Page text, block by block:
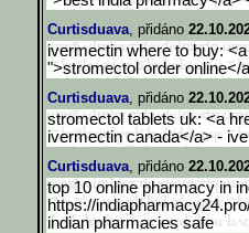
Curtisduava, přidáno
ivermectin where to buy:
">stromectol order
Curtisduava, přidáno
stromectol tablets uk: <a
ivermectin canada</a> -
Curtisduava, přidáno
top 10 online pharmacy in
https://
indian pharmacies safe